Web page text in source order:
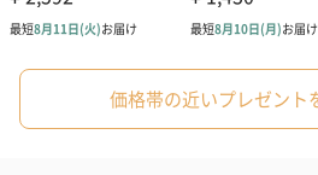
価格帯の近いプレゼント